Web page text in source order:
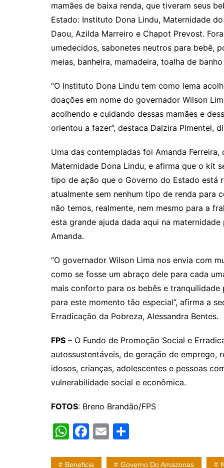
mamães de baixa renda, que tiveram seus
Estado: Instituto Dona Lindu, Maternidade
Daou, Azilda Marreiro e Chapot Prevost.
umedecidos, sabonetes neutros para bebê,
meias, banheira, mamadeira, toalha de
“O Instituto Dona Lindu tem como lema
doações em nome do governador Wilson
acolhendo e cuidando dessas mamães e
orientou a fazer”, destaca Dalzira Pimentel,
Uma das contempladas foi Amanda
Maternidade Dona Lindu, e afirma que o kit
tipo de ação que o Governo do Estado está
atualmente sem nenhum tipo de renda para
não temos, realmente, nem mesmo para a
esta grande ajuda dada aqui na
Amanda.
“O governador Wilson Lima nos envia com
como se fosse um abraço dele para cada
mais conforto para os bebês e
para este momento tão especial”, afirma a
Erradicação da Pobreza, Alessandra Bentes.
FPS – O Fundo de Promoção Social e
autossustentáveis, de geração de emprego,
idosos, crianças, adolescentes e pessoas
vulnerabilidade social e econômica.
FOTOS: Breno Brandão/FPS
W
at
F
c
E
ai ar
Beneficia Governo Do Amazonas